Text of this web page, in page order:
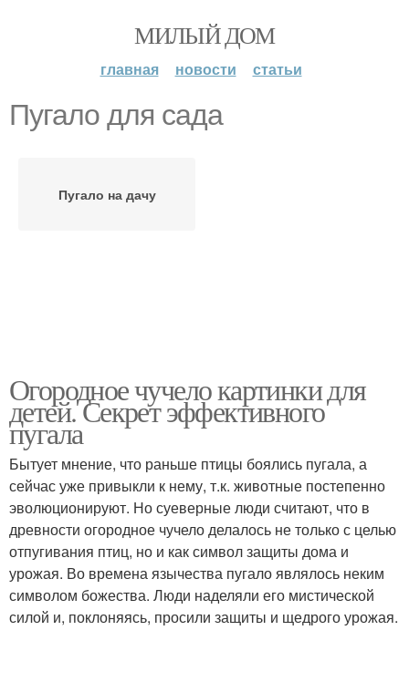
МИЛЫЙ ДОМ
главная новости статьи
Пугало для сада
Пугало на дачу
Огородное чучело картинки для
детей. Секрет эффективного
пугала
Бытует мнение, что раньше птицы боялись пугала, а
сейчас уже привыкли к нему, т.к. животные постепенно
эволюционируют. Но суеверные люди считают, что в
древности огородное чучело делалось не только с целью
отпугивания птиц, но и как символ защиты дома и
урожая. Во времена язычества пугало являлось неким
символом божества. Люди наделяли его мистической
силой и, поклоняясь, просили защиты и щедрого урожая.